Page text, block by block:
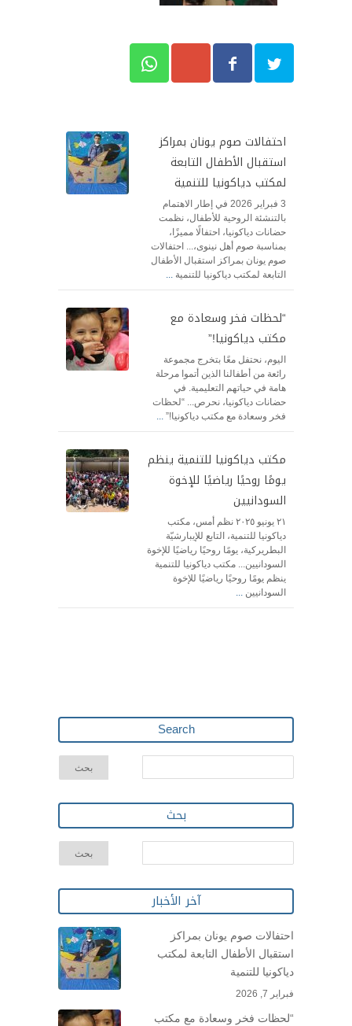
احتفالات صوم يونان بمراكز
استقبال الأطفال التابعة
لمكتب دياكونيا للتنمية
3 فبراير 2026 في إطار الاهتمام
بالتنشئة الروحية للأطفال، نظمت
حضانات دياكونيا، احتفالًا مميزًا،
بمناسبة صوم أهل نينوى،... احتفالات
صوم يونان بمراكز استقبال الأطفال
التابعة لمكتب دياكونيا للتنمية ...
“لحظات فخر وسعادة مع
مكتب دياكونيا!”
اليوم، نحتفل معًا بتخرج مجموعة
رائعة من أطفالنا الذين أتموا مرحلة
هامة في حياتهم التعليمية. في
حضانات دياكونيا، نحرص... “لحظات
فخر وسعادة مع مكتب دياكونيا!” ...
مكتب دياكونيا للتنمية ينظم
يومًا روحيًا رياضيًا للإخوة
السودانيين
٢١ يونيو ٢٠٢٥ نظم أمس، مكتب
دياكونيا للتنمية، التابع للإيبارشيّة
البطريركية، يومًا روحيًا رياضيًا للإخوة
السودانيين... مكتب دياكونيا للتنمية
ينظم يومًا روحيًا رياضيًا للإخوة
السودانيين ...
Search
بحث
آخر الأخبار
احتفالات صوم يونان بمراكز
استقبال الأطفال التابعة لمكتب
دياكونيا للتنمية
فبراير 7, 2026
“لحظات فخر وسعادة مع مكتب